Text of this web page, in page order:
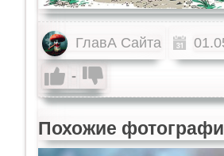
ГлавА Сайта
-
Похожие